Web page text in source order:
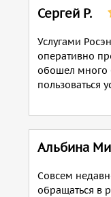
Сергей Р.
Услугами
оперативно
обошел много
пользоваться
Альбина
Совсем
обращаться в